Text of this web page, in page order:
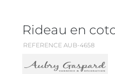
Rideau en
REFERENCE AUB-4658